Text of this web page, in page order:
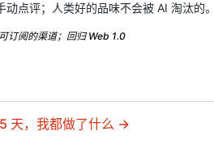
点评；人类好的品味不会被 AI 淘汰的。
订阅的渠道；回归 Web 1.0
天，我都做了什么